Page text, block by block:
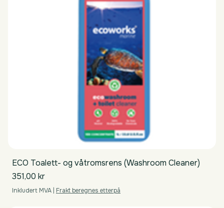
ECO Toalett- og våtromsrens (Washroom Cleaner)
Pris
351,00 kr
Inkludert MVA | Frakt beregnes etterpå